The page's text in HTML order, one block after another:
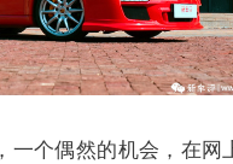
一个偶然的机会，在网